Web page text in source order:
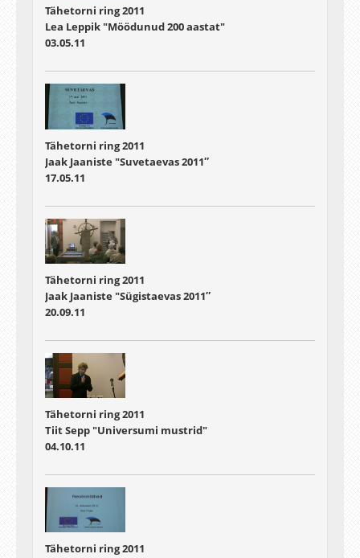
Tähetorni ring 2011
Lea Leppik "Möödunud 200 aastat"
03.05.11
Tähetorni ring 2011
Jaak Jaaniste "Suvetaevas 2011″
17.05.11
Tähetorni ring 2011
Jaak Jaaniste "Sügistaevas 2011″
20.09.11
Tähetorni ring 2011
Tiit Sepp "Universumi mustrid"
04.10.11
Tähetorni ring 2011